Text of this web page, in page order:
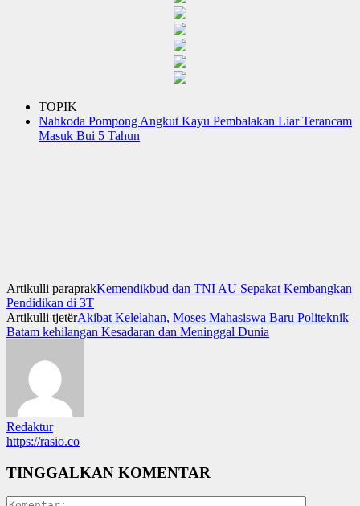
TOPIK
Nahkoda Pompong Angkut Kayu Pembalakan Liar Terancam
Masuk Bui 5 Tahun
Artikulli paraprakKemendikbud dan TNI AU Sepakat Kembangkan
Pendidikan di 3T
Artikulli tjetërAkibat Kelelahan, Moses Mahasiswa Baru Politeknik
Batam kehilangan Kesadaran dan Meninggal Dunia
Redaktur
https://rasio.co
TINGGALKAN KOMENTAR